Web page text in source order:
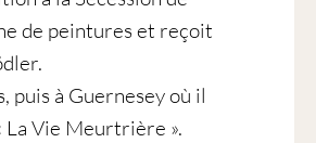
de peintures et reçoit
puis à Guernesey où il
Vie Meurtrière ».